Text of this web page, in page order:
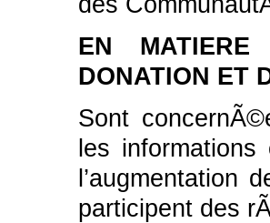
EN MATIERE
DONATION ET
Sont
les
l’augmentation
participent des